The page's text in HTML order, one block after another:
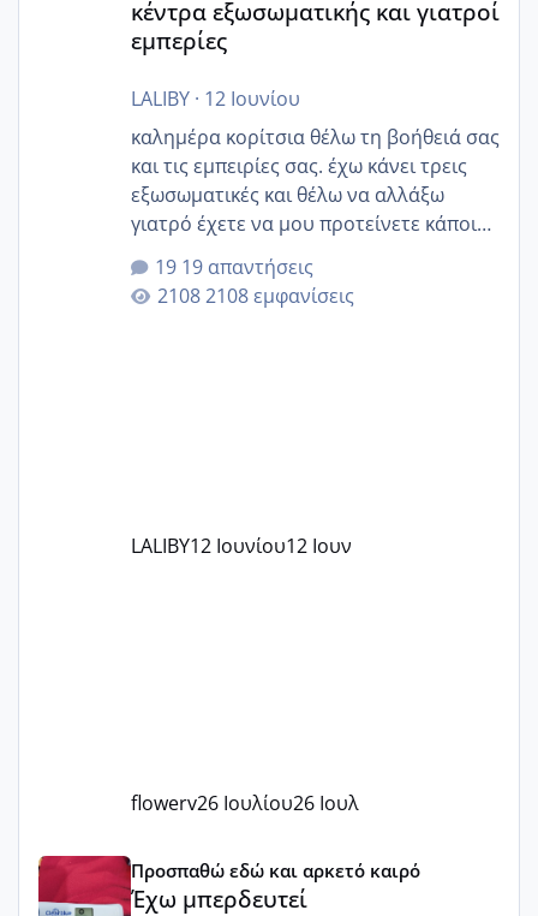
κέντρα εξωσωματικής και γιατροί
εμπερίες
LALIBY· 12 Ιουνίου
καλημέρα κορίτσια θέλω τη βοήθειά σας
και τις εμπειρίες σας. έχω κάνει τρεις
εξωσωματικές και θέλω να αλλάξω
γιατρό έχετε να μου προτείνετε κάποιον
που μείνατε ευχαριστημένες και είχατε
επιιτυχία? έκανα στο υγεία με τον
ζερβομανωλάκη (δεν το εψαξε καθόλου
19 απαντήσεις
2108 εμφανίσεις
LALIBY12 Ιουνίου12 Ιουν
flowerv26 Ιουλίου26 Ιουλ
Έχω μπερδευτεί
Προσπαθώ εδώ και αρκετό καιρό
Έχω μπερδευτεί